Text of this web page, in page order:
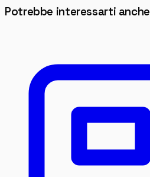
Potrebbe interessarti anche